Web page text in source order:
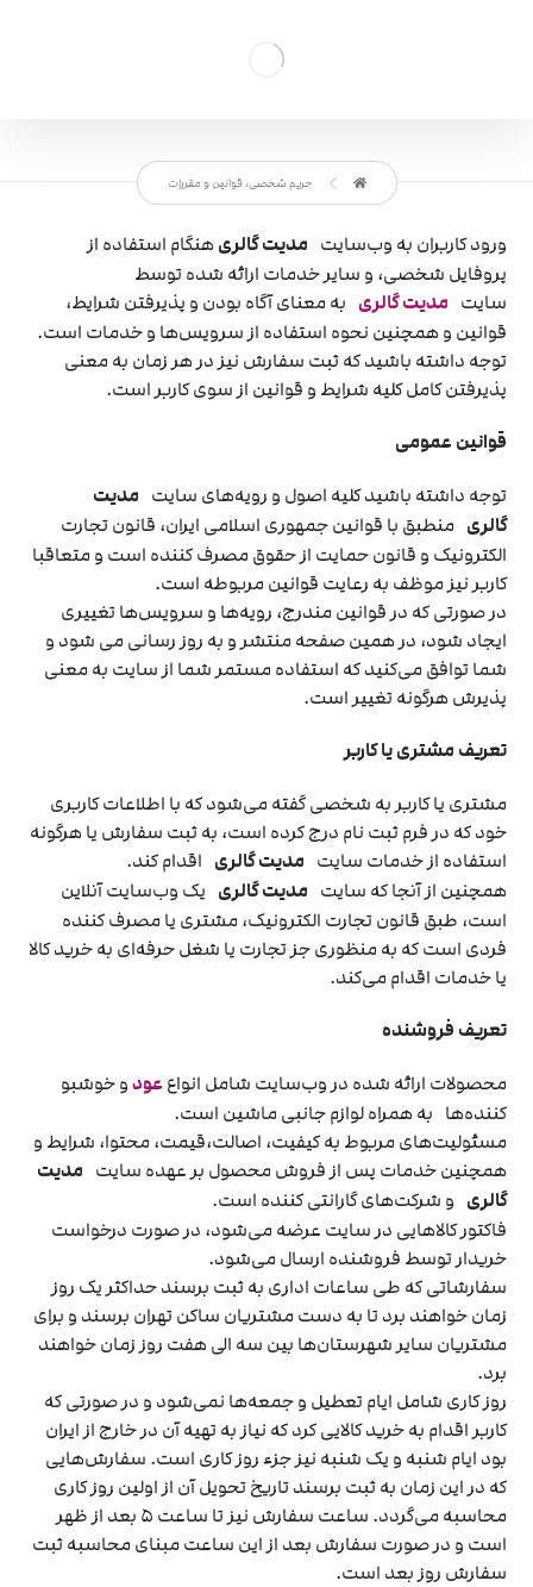
حریم شخصی، قوانین و مقررات
ورود کاربران به وب‏‌سایت مدیت گالری هنگام استفاده از
پروفایل شخصی، و سایر خدمات ارائه شده توسط
سایت مدیت گالری به معنای آگاه بودن و پذیرفتن شرایط،
قوانین و همچنین نحوه استفاده از سرویس‌‏ها و خدمات است.
توجه داشته باشید که ثبت سفارش نیز در هر زمان به معنی
پذیرفتن کامل کلیه شرایط و قوانین از سوی کاربر است.
قوانین عمومی
توجه داشته باشید کلیه اصول و رویه‏‌های سایت مدیت
گالری منطبق با قوانین جمهوری اسلامی ایران، قانون تجارت
الکترونیک و قانون حمایت از حقوق مصرف کننده است و متعاقبا
کاربر نیز موظف به رعایت قوانین مربوطه است.
در صورتی که در قوانین مندرج، رویه‏‌ها و سرویس‏‌ها تغییری
ایجاد شود، در همین صفحه منتشر و به روز رسانی می شود و
شما توافق می‏‌کنید که استفاده مستمر شما از سایت به معنی
پذیرش هرگونه تغییر است.
تعریف مشتری یا کاربر
مشتری یا کاربر به شخصی گفته می‌شود که با اطلاعات کاربری
خود که در فرم ثبت نام درج کرده است، به ثبت سفارش یا هرگونه
استفاده از خدمات سایت مدیت گالری اقدام کند.
همچنین از آنجا که سایت مدیت گالری یک وب‌سایت آنلاین
است، طبق قانون تجارت الکترونیک، مشتری یا مصرف کننده
فردی است که به منظوری جز تجارت یا شغل حرفه‌ای به خرید کالا
یا خدمات اقدام می‌کند.
تعریف فروشنده
محصولات ارائه شده در وب‌سایت شامل انواع عودو خوشبو
کننده‌ها به همراه لوازم جانبی ماشین است.
مسئولیت‌های مربوط به کیفیت، اصالت،قیمت، محتوا، شرایط و
همچنین خدمات پس از فروش محصول بر عهده سایت مدیت
گالری و شرکت‌های گارانتی کننده است.
فاکتور کالاهایی در سایت عرضه می‌شود، در صورت درخواست
خریدار توسط فروشنده ارسال می‌شود.
سفارشاتی که طی ساعات اداری به ثبت برسند حداکثر یک روز
زمان خواهند برد تا به دست مشتریان ساکن تهران برسند و برای
مشتریان سایر شهرستان‌ها بین سه الی هفت روز زمان خواهند
برد.
روز کاری شامل ایام تعطیل و جمعه‌ها نمی‌شود و در صورتی که
کاربر اقدام به خرید کالایی کرد که نیاز به تهیه آن در خارج از ایران
بود ایام شنبه و یک شنبه نیز جزء روز کاری است. سفارش‌هایی
که در این زمان به ثبت برسند تاریخ تحویل آن از اولین روز کاری
محاسبه می‌گردد. ساعت سفارش نیز تا ساعت ۵ بعد از ظهر
است و در صورت سفارش بعد از این ساعت مبنای محاسبه ثبت
سفارش روز بعد است.